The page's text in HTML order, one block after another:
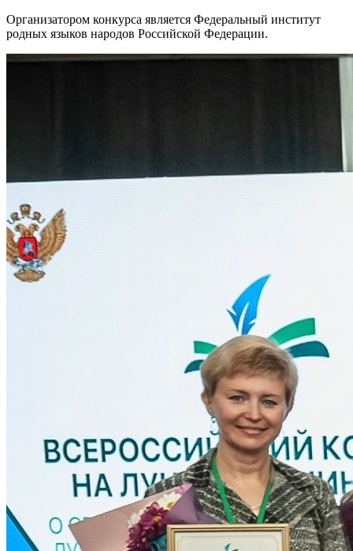
Организатором конкурса является Федеральный институт
родных языков народов Российской Федерации.